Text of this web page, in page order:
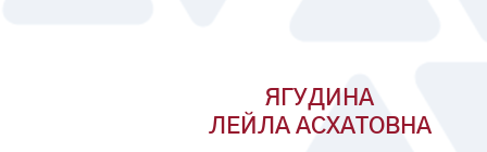
ЯГУДИНА
ЛЕЙЛА АСХАТОВНА